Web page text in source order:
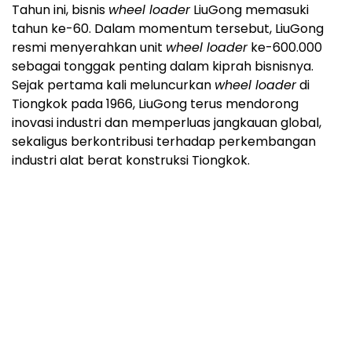
Tahun ini, bisnis wheel loaderLiuGong memasuki
tahun ke-60. Dalam momentum tersebut, LiuGong
resmi menyerahkan unit wheel loaderke-600.000
sebagai tonggak penting dalam kiprah bisnisnya.
Sejak pertama kali meluncurkan wheel loaderdi
Tiongkok pada 1966, LiuGong terus mendorong
inovasi industri dan memperluas jangkauan global,
sekaligus berkontribusi terhadap perkembangan
industri alat berat konstruksi Tiongkok.